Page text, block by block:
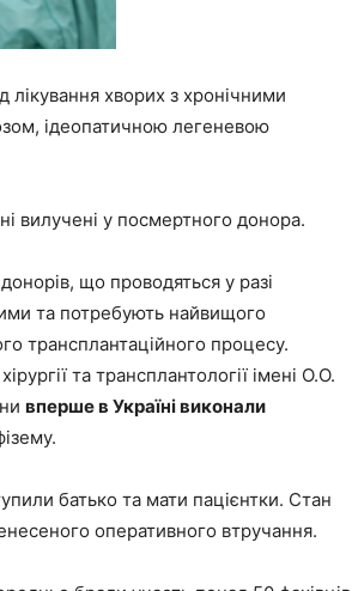
лікування хворих з хронічними
ідеопатичною легеневою
вилучені у посмертного донора.
що проводяться у разі
та потребують найвищого
трансплантаційного процесу.
та трансплантології імені О.О.
вперше в Україні виконали
батько та мати пацієнтки. Стан
оперативного втручання.